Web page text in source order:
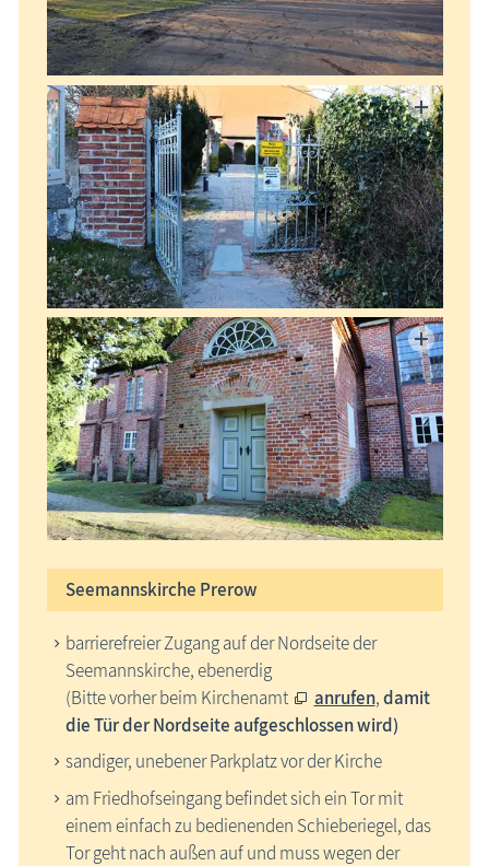
Seemannskirche Prerow
barrierefreier Zugang auf der Nordseite der
Seemannskirche, ebenerdig
(Bitte vorher beim Kirchenamt
anrufen,damit
die Tür der Nordseite aufgeschlossen wird)
sandiger, unebener Parkplatz vor der Kirche
am Friedhofseingang befindet sich ein Tor mit
einem einfach zu bedienenden Schieberiegel, das
Tor geht nach außen auf und muss wegen der